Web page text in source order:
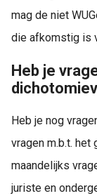
mag de niet
die afkomstig is
Heb je
Heb je nog
vragen m.b.t. het
maandelijks
juriste en